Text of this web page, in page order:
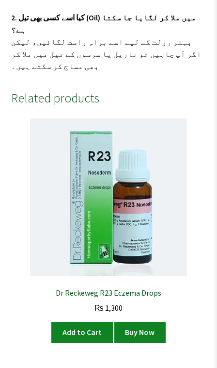
2. کیا اسے کسی بھی تیل (Oil) میں ملا کر لگایا جا سکتا
ہے؟
بہتر رزلٹ کے لیے اسے براہِ راست لگائیں، لیکن
اگر آپ چاہیں تو ناریل یا سرسوں کے تیل میں ملا کر
بھی مساج کر سکتے ہیں۔
Related products
Dr Reckeweg R23 Eczema Drops
₨ 1,300
Add to Cart Buy Now